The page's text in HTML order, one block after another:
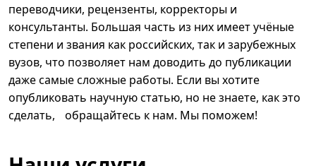
переводчики, рецензенты, корректоры и
консультанты. Большая часть из них имеет учёные
степени и звания как российских, так и зарубежных
вузов, что позволяет нам доводить до публикации
даже самые сложные работы. Если вы хотите
опубликовать научную статью, но не знаете, как это
сделать, обращайтесь к нам. Мы поможем!